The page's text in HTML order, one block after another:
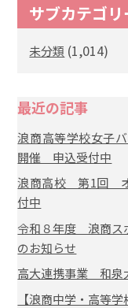
サブカテゴリ
未分類 (1,014)
最近の記事
浪商高等学校女子
開催 申込受付中
浪商高校 第1回
付中
令和８年度 浪商ス
のお知らせ
高大連携事業 和
【浪商中学・高等